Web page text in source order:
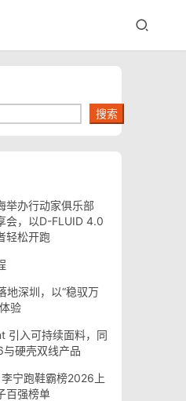
搜索
举办行动家俱乐部
会，以D-FLUID 4.0
轻松开跑
地深圳，以“稳驭万
验
引入可持续面料，同
硬壳双线产品
宁跑鞋霸榜2026上
百强榜单